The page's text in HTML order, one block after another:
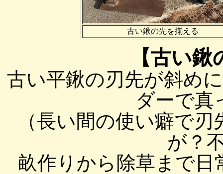
古い鍬の先を揃える
【古い
古い平鍬の刃先が斜め
ダーで真
（長い間の使い癖で
が？
畝作りから除草まで